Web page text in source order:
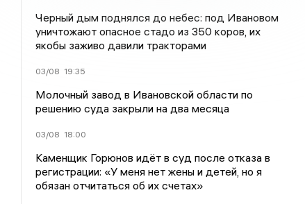
Черный дым поднялся до небес: под Ивановом
уничтожают опасное стадо из 350 коров, их
якобы заживо давили тракторами
03/08 19:35
Молочный завод в Ивановской области по
решению суда закрыли на два месяца
03/08 18:00
Каменщик Горюнов идёт в суд после отказа в
регистрации: «У меня нет жены и детей, но я
обязан отчитаться об их счетах»